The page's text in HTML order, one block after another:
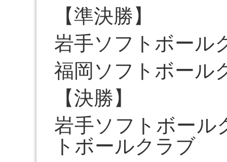
【準決勝】
岩手ソフトボール
福岡ソフトボール
【決勝】
岩手ソフトボール
トボールクラブ